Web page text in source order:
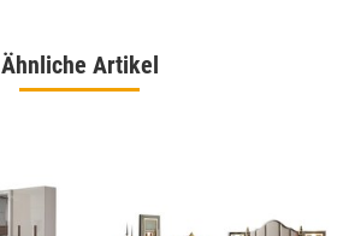
Ähnliche Artikel